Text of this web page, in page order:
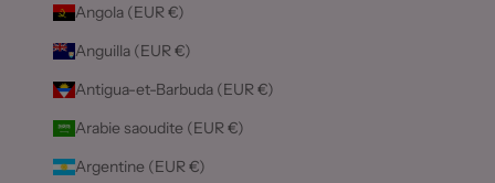
Angola (EUR €)
Anguilla (EUR €)
Antigua-et-Barbuda (EUR €)
Arabie saoudite (EUR €)
Argentine (EUR €)